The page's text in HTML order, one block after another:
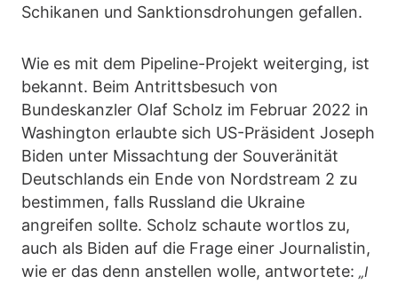
Schikanen und Sanktionsdrohungen gefallen.
Wie es mit dem Pipeline-Projekt weiterging, ist
bekannt. Beim Antrittsbesuch von
Bundeskanzler Olaf Scholz im Februar 2022 in
Washington erlaubte sich US-Präsident Joseph
Biden unter Missachtung der Souveränität
Deutschlands ein Ende von Nordstream 2 zu
bestimmen, falls Russland die Ukraine
angreifen sollte. Scholz schaute wortlos zu,
auch als Biden auf die Frage einer Journalistin,
wie er das denn anstellen wolle, antwortete: „I